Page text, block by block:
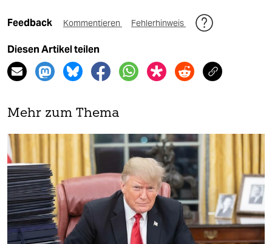
Feedback Kommentieren Fehlerhinweis
Diesen Artikel teilen
Mehr zum Thema